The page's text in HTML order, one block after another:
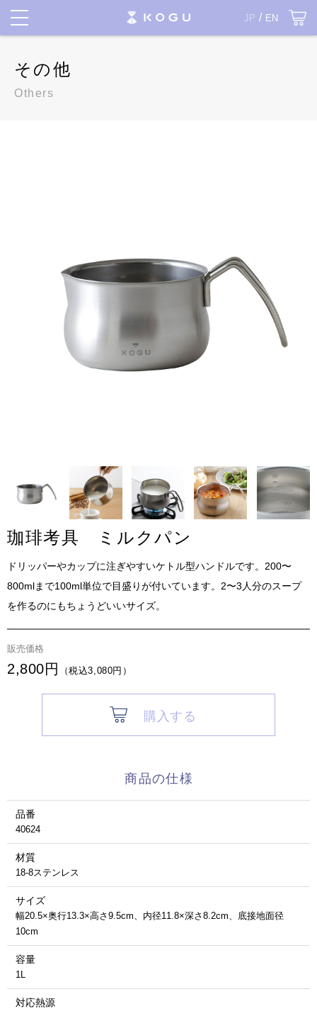
JP EN
その他
Others
珈琲考具 ミルクパン
ドリッパーやカップに注ぎやすいケトル型ハンドルです。200〜
800mlまで100ml単位で目盛りが付いています。2〜3人分のスープ
を作るのにもちょうどいいサイズ。
販売価格
2,800円 （税込3,080円）
購入する
商品の仕様
品番
40624
材質
18-8ステンレス
サイズ
幅20.5×奥行13.3×高さ9.5cm、内径11.8×深さ8.2cm、底接地面径
10cm
容量
1L
対応熱源